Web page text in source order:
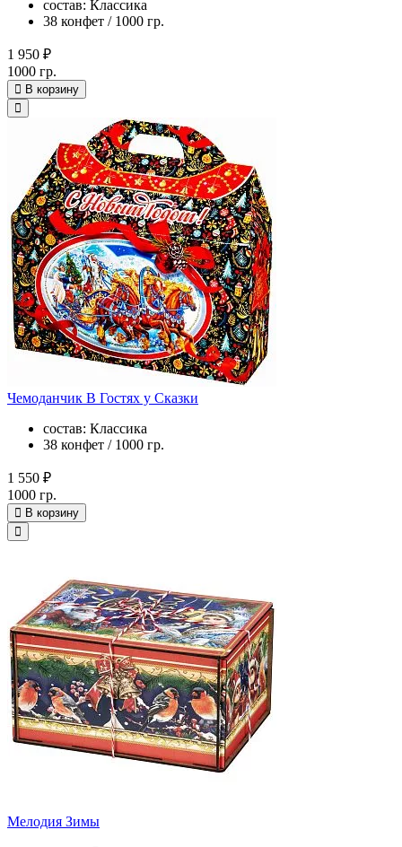
состав: Классика
38 конфет / 1000 гр.
1 950 ₽
1000 гр.
В корзину
Чемоданчик В Гостях у Сказки
состав: Классика
38 конфет / 1000 гр.
1 550 ₽
1000 гр.
В корзину
Мелодия Зимы